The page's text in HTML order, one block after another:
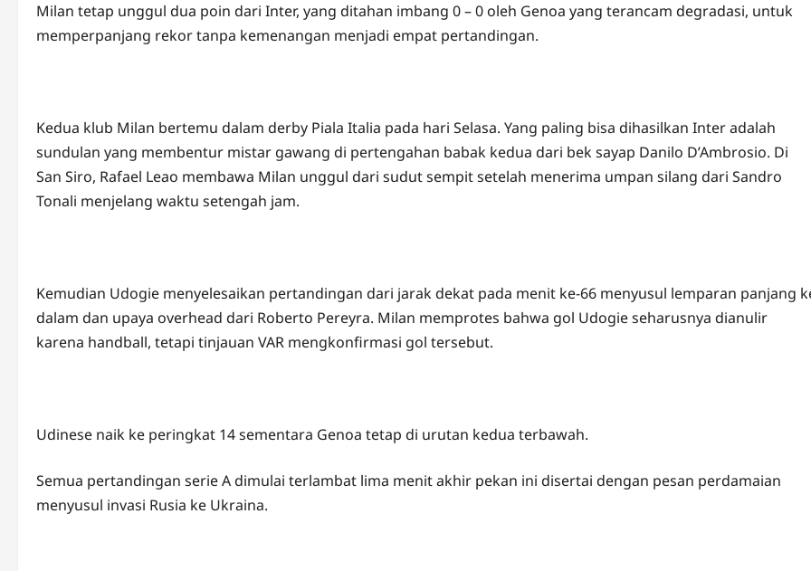
Milan tetap unggul dua poin dari Inter, yang ditahan imbang 0 – 0 oleh Genoa yang terancam degradasi, untuk
memperpanjang rekor tanpa kemenangan menjadi empat pertandingan.
Kedua klub Milan bertemu dalam derby Piala Italia pada hari Selasa. Yang paling bisa dihasilkan Inter adalah
sundulan yang membentur mistar gawang di pertengahan babak kedua dari bek sayap Danilo D’Ambrosio. Di
San Siro, Rafael Leao membawa Milan unggul dari sudut sempit setelah menerima umpan silang dari Sandro
Tonali menjelang waktu setengah jam.
Kemudian Udogie menyelesaikan pertandingan dari jarak dekat pada menit ke-66 menyusul lemparan panjang
dalam dan upaya overhead dari Roberto Pereyra. Milan memprotes bahwa gol Udogie seharusnya dianulir
karena handball, tetapi tinjauan VAR mengkonfirmasi gol tersebut.
Udinese naik ke peringkat 14 sementara Genoa tetap di urutan kedua terbawah.
Semua pertandingan serie A dimulai terlambat lima menit akhir pekan ini disertai dengan pesan perdamaian
menyusul invasi Rusia ke Ukraina.